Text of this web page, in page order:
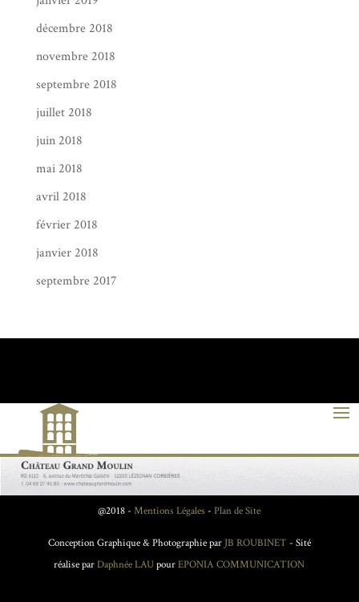
décembre 2018
novembre 2018
septembre 2018
juillet 2018
juin 2018
mai 2018
avril 2018
février 2018
janvier 2018
septembre 2017
@2018 - Mentions Légales - Plan de Site
Conception Graphique & Photographie par JB ROUBINET - Sité
réalise parDaphnée LAUpourEPONIA COMMUNICATION